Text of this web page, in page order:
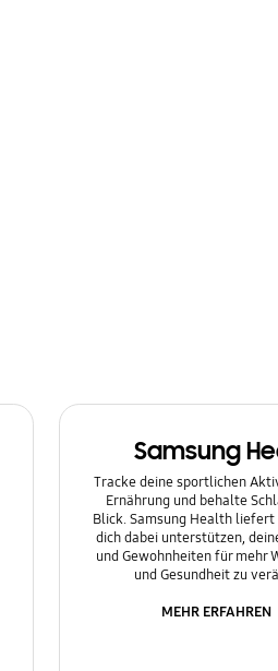
Samsung
Tracke deine sportlichen
Ernährung und behalte
Blick. Samsung Health liefert
dich dabei unterstützen,
und Gewohnheiten für mehr
und Gesundheit zu
MEHR ERFAHREN